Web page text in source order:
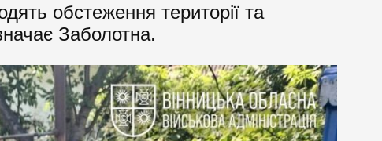
обстеження території та
Заболотна.